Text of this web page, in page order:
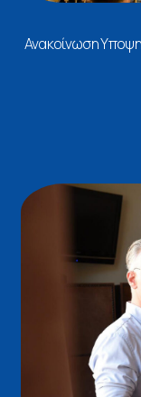
Ανακοίνωση